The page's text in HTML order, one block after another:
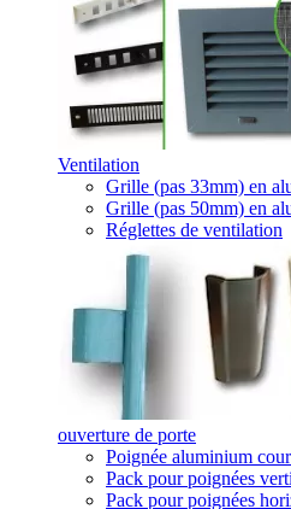
Ventilation
Grille (pas 33mm) en
Grille (pas 50mm) en
Réglettes de ventilation
ouverture de porte
Poignée aluminium
Pack pour poignées
Pack pour poignées